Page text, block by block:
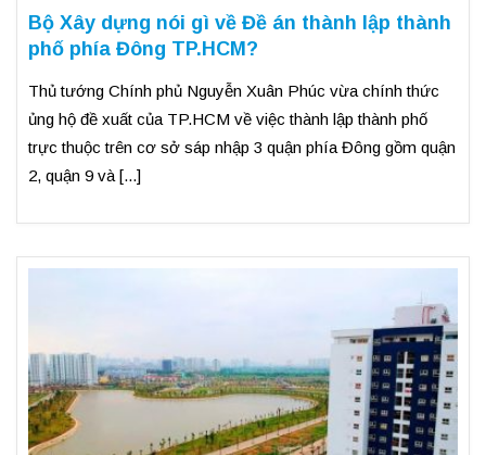
Bộ Xây dựng nói gì về Đề án thành lập thành
phố phía Đông TP.HCM?
Thủ tướng Chính phủ Nguyễn Xuân Phúc vừa chính thức
ủng hộ đề xuất của TP.HCM về việc thành lập thành phố
trực thuộc trên cơ sở sáp nhập 3 quận phía Đông gồm quận
2, quận 9 và [...]